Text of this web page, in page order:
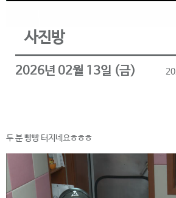
사진방
2026년 02월 13일 (금)
두 분 빵빵 터지네요ㅎㅎㅎ